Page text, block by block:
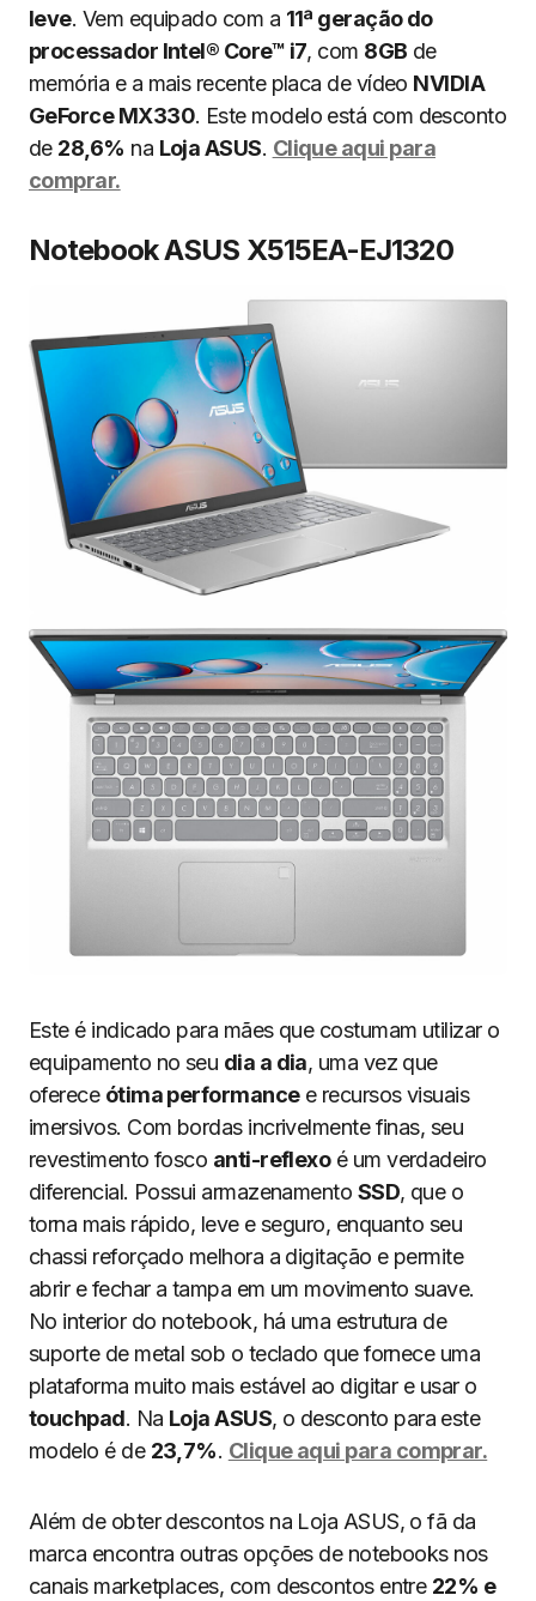
leve. Vem equipado com a 11ª geração do
processador Intel® Core™ i7, com 8GB de
memória e a mais recente placa de vídeo NVIDIA
GeForce MX330. Este modelo está com desconto
de 28,6% na Loja ASUS. Clique aqui para
comprar.
Notebook ASUS X515EA-EJ1320
Este é indicado para mães que costumam utilizar o
equipamento no seu dia a dia, uma vez que
oferece ótima performancee recursos visuais
imersivos. Com bordas incrivelmente finas, seu
revestimento fosco anti-reflexoé um verdadeiro
diferencial. Possui armazenamento SSD, que o
torna mais rápido, leve e seguro, enquanto seu
chassi reforçado melhora a digitação e permite
abrir e fechar a tampa em um movimento suave.
No interior do notebook, há uma estrutura de
suporte de metal sob o teclado que fornece uma
plataforma muito mais estável ao digitar e usar o
touchpad. Na Loja ASUS, o desconto para este
modelo é de 23,7%. Clique aqui para comprar.
Além de obter descontos na Loja ASUS, o fã da
marca encontra outras opções de notebooks nos
canais marketplaces, com descontos entre 22% e